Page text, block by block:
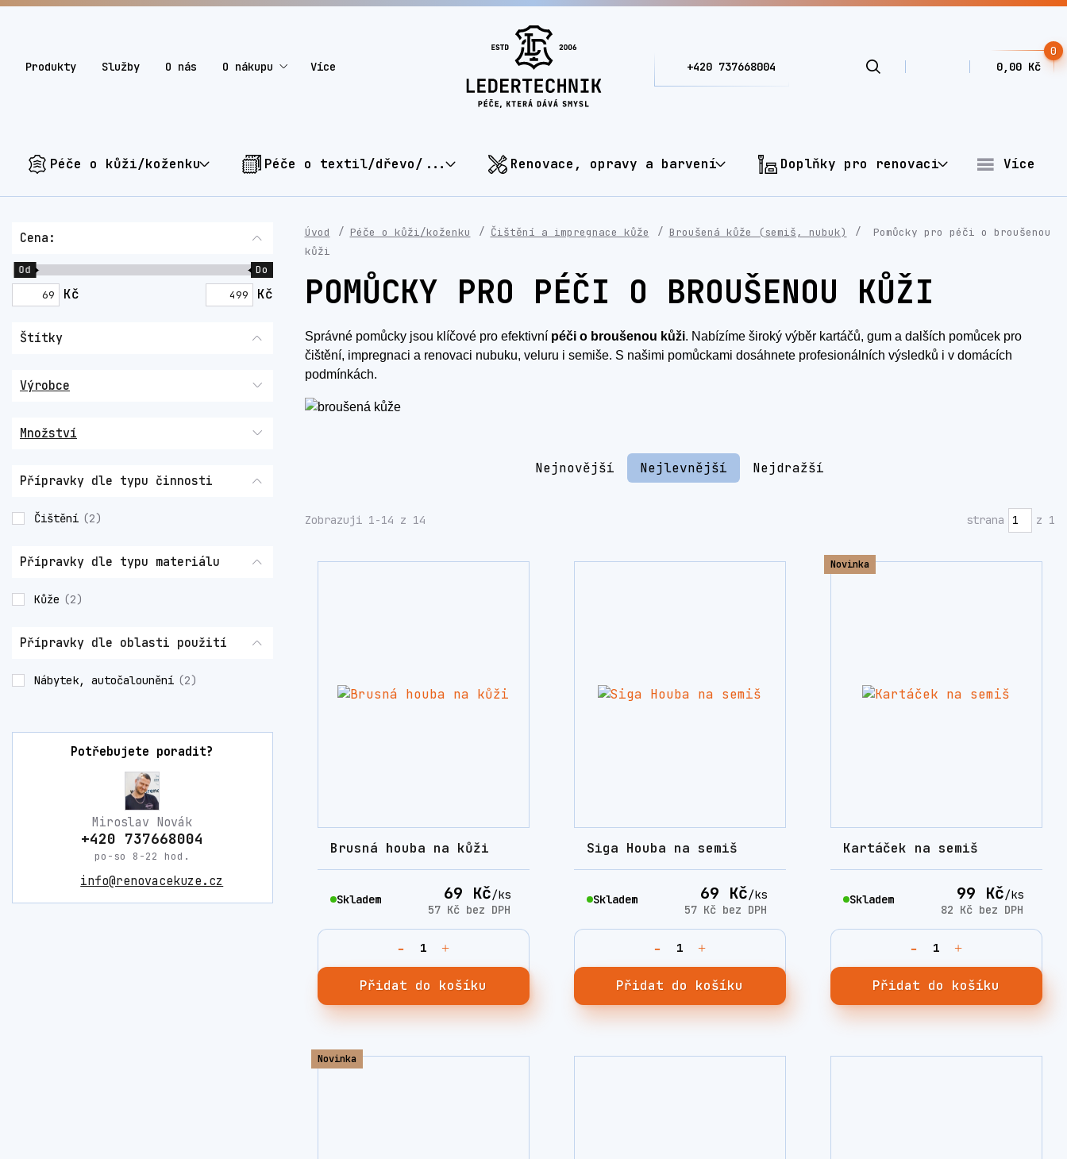
Produkty Služby O nás O nákupu Více
0
0,00 Kč
+420 737668004
Péče o kůži/koženku Péče o textil/dřevo/... Renovace, opravy a barvení Doplňky pro renovaci Více
Cena:
Kč
Od Do
Kč
Štítky
Výrobce
Množství
Přípravky dle typu činnosti
Čištění (2)
Přípravky dle typu materiálu
Kůže (2)
Přípravky dle oblasti použití
Nábytek, autočalounění (2)
Potřebujete poradit?
Miroslav Novák
+420 737668004
po-so 8-22 hod.
info@renovacekuze.cz
Úvod Péče o kůži/koženku Čištění a impregnace kůže Broušená kůže (semiš, nubuk)
Pomůcky pro péči o broušenou
kůži
POMŮCKY PRO PÉČI O BROUŠENOU KŮŽI
Správné pomůcky jsou klíčové pro efektivní péči o broušenou kůži. Nabízíme široký výběr kartáčů, gum a dalších pomůcek pro
čištění, impregnaci a renovaci nubuku, veluru i semiše. S našimi pomůckami dosáhnete profesionálních výsledků i v domácích
podmínkách.
Nejnovější Nejlevnější Nejdražší
Zobrazuji 1-14 z 14 strana z 1
Brusná houba na kůži
69 Kč/ks
57 Kč bez DPH
Skladem
Přidat do košíku
Siga Houba na semiš
69 Kč/ks
57 Kč bez DPH
Skladem
Přidat do košíku
Novinka
Kartáček na semiš
99 Kč/ks
82 Kč bez DPH
Skladem
Přidat do košíku
Novinka